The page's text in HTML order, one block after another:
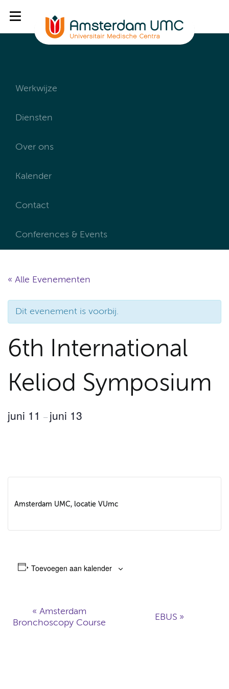
Werkwijze
Diensten
Over ons
Kalender
Contact
Conferences & Events
« Alle Evenementen
Dit evenement is voorbij.
6th International
Keliod Symposium
juni 11 – juni 13
Amsterdam UMC, locatie VUmc
Toevoegen aan kalender
« Amsterdam
Bronchoscopy Course
EBUS »